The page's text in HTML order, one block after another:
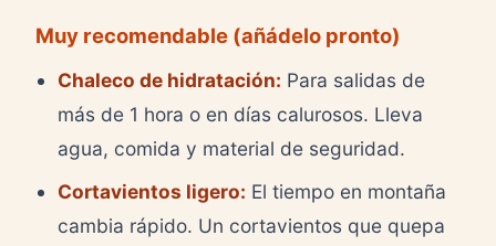
Muy recomendable (añádelo pronto)
Chaleco de hidratación: Para salidas de
más de 1 hora o en días calurosos. Lleva
agua, comida y material de seguridad.
Cortavientos ligero: El tiempo en montaña
cambia rápido. Un cortavientos que quepa